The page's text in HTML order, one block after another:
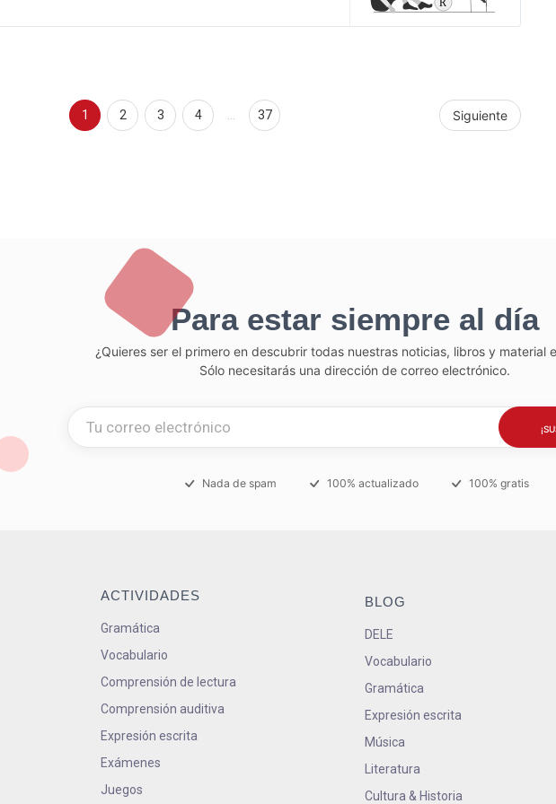
Siguiente
1 2 3 4 … 37
Para estar siempre al día
¿Quieres ser el primero en descubrir todas nuestras noticias, libros y material
Sólo necesitarás una dirección de correo electrónico.
Nada de spam 100% actualizado 100% gratis
ACTIVIDADES
Gramática
Vocabulario
Comprensión de lectura
Comprensión auditiva
Expresión escrita
Exámenes
Juegos
BLOG
DELE
Vocabulario
Gramática
Expresión escrita
Música
Literatura
Cultura & Historia